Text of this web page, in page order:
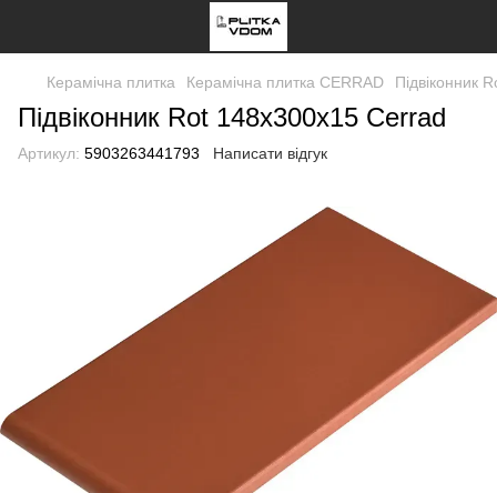
Керамічна плитка Керамічна плитка CERRAD Підвіконник
Підвіконник Rot 148x300x15 Cerrad
Артикул: 5903263441793 Написати відгук